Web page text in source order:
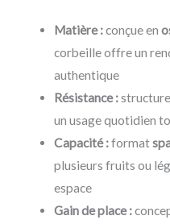
Matière :conçue en
corbeille offre un
authentique
Résistance :structure
un usage quotidien
Capacité :format
plusieurs fruits ou
espace
Gain de place :